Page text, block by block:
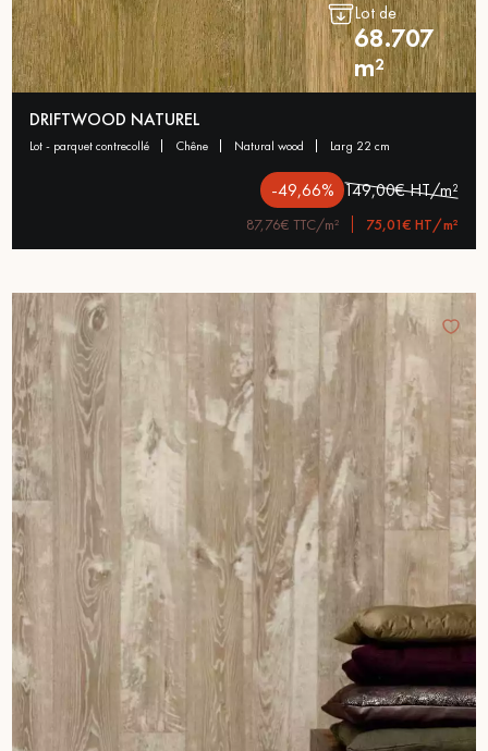
Obtenez un devis gratuit !
Lot de
68.707
m²
DRIFTWOOD NATUREL
lot - parquet contrecollé chêne natural wood larg 22 cm
-49,66% 149,00€ HT/m²
87,76€ TTC/m² 75,01€ HT/m²